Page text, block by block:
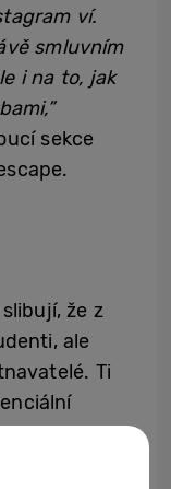
ví.
smluvním
i na to, jak
sekce
že z
ale
Ti
na